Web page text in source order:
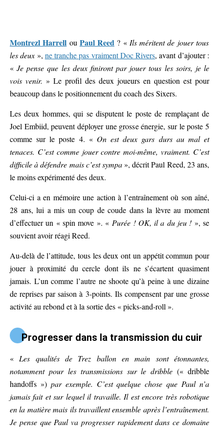
Montrezl Harrell ou Paul Reed ? « Ils méritent de jouer tous
les deux », ne tranche pas vraiment Doc Rivers, avant d’ajouter :
«Je pense que les deux finiront par jouer tous les soirs, je le
vois venir. » Le profil des deux joueurs en question est pour
beaucoup dans le positionnement du coach des Sixers.
Les deux hommes, qui se disputent le poste de remplaçant de
Joel Embiid, peuvent déployer une grosse énergie, sur le poste 5
comme sur le poste 4. « On est deux gars durs au mal et
tenaces. C’est comme jouer contre moi-même, vraiment. C’est
difficile à défendre mais c’est sympa», décrit Paul Reed, 23 ans,
le moins expérimenté des deux.
Celui-ci a en mémoire une action à l’entraînement où son aîné,
28 ans, lui a mis un coup de coude dans la lèvre au moment
d’effectuer un « spin move ». « Purée ! OK, il a du jeu ! », se
souvient avoir réagi Reed.
Au-delà de l’attitude, tous les deux ont un appétit commun pour
jouer à proximité du cercle dont ils ne s’écartent quasiment
jamais. L’un comme l’autre ne shoote qu’à peine à une dizaine
de reprises par saison à 3-points. Ils compensent par une grosse
activité au rebond et à la sortie des « picks-and-roll ».
Progresser dans la transmission du cuir
« Les qualités de Trez ballon en main sont étonnantes,
notamment pour les transmissions sur le dribble (« dribble
handoffs ») par exemple. C’est quelque chose que Paul n’a
jamais fait et sur lequel il travaille. Il est encore très robotique
en la matière mais ils travaillent ensemble après l’entraînement.
Je pense que Paul va progresser rapidement dans ce domaine